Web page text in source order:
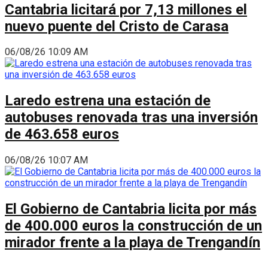
Cantabria licitará por 7,13 millones el
nuevo puente del Cristo de Carasa
06/08/26 10:09 AM
Laredo estrena una estación de
autobuses renovada tras una inversión
de 463.658 euros
06/08/26 10:07 AM
El Gobierno de Cantabria licita por más
de 400.000 euros la construcción de un
mirador frente a la playa de Trengandín